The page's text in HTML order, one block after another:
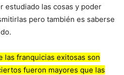
estudiado las cosas y poder
pero también es saberse
las franquicias exitosas son
fueron mayores que las